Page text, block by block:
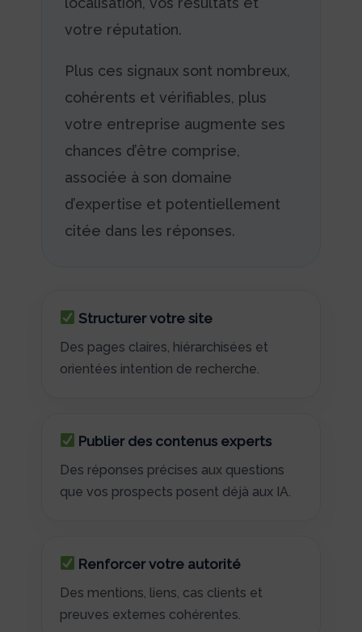
votre réputation.
Plus ces signaux sont nombreux,
cohérents et vérifiables, plus
votre entreprise augmente ses
chances d’être comprise,
associée à son domaine
d’expertise et potentiellement
citée dans les réponses.
Structurer votre site
Des pages claires, hiérarchisées et
orientées intention de recherche.
Publier des contenus experts
Des réponses précises aux questions
que vos prospects posent déjà aux IA.
Renforcer votre autorité
Des mentions, liens, cas clients et
preuves externes cohérentes.